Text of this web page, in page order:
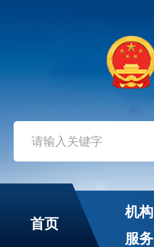
首页
机构
服务